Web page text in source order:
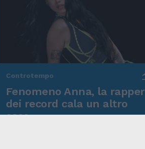
Controtempo
Fenomeno Anna, la rapper
dei record cala un altro
asso